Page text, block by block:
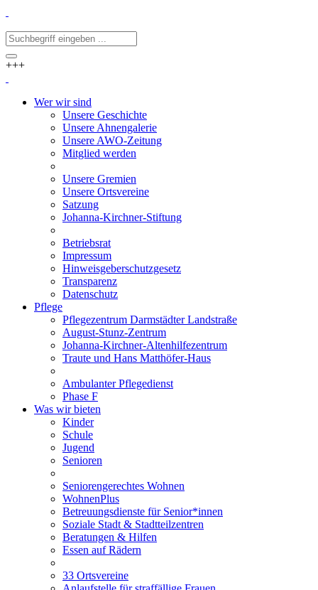
+++
Wer wir sind
Unsere Geschichte
Unsere Ahnengalerie
Unsere AWO-Zeitung
Mitglied werden
Unsere Gremien
Unsere Ortsvereine
Satzung
Johanna-Kirchner-Stiftung
Betriebsrat
Impressum
Hinweisgeberschutzgesetz
Transparenz
Datenschutz
Pflege
Pflegezentrum Darmstädter Landstraße
August-Stunz-Zentrum
Johanna-Kirchner-Altenhilfezentrum
Traute und Hans Matthöfer-Haus
Ambulanter Pflegedienst
Phase F
Was wir bieten
Kinder
Schule
Jugend
Senioren
Seniorengerechtes Wohnen
WohnenPlus
Betreuungsdienste für Senior*innen
Soziale Stadt & Stadtteilzentren
Beratungen & Hilfen
Essen auf Rädern
33 Ortsvereine